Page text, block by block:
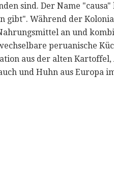
sind. Der Name
gibt". Während der
an und
peruanische
aus der alten Kartoffel,
und Huhn aus Europa